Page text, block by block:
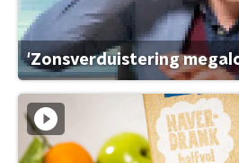
'Zonsverduistering